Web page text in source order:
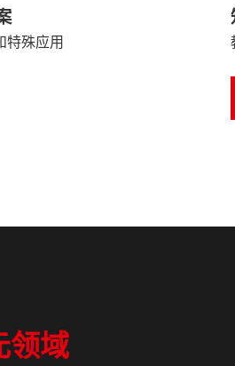
特殊应用
领域